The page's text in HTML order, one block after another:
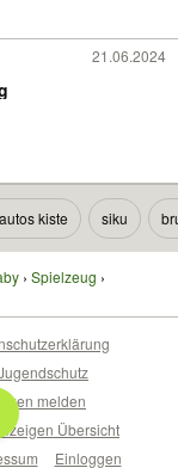
21.06.2024
kiste siku
Spielzeug
melden
Anzeigen Übersicht
Einloggen